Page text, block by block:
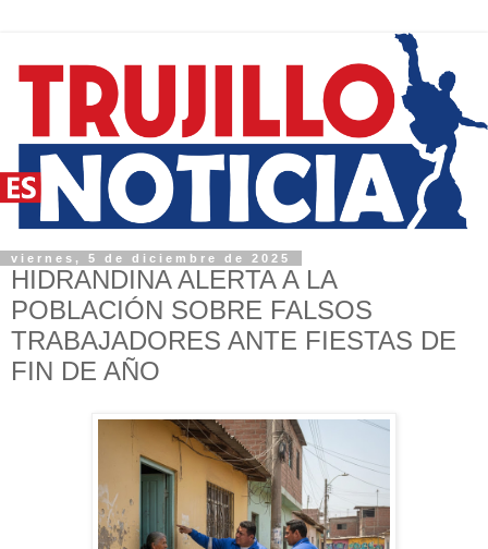
viernes, 5 de diciembre de 2025
HIDRANDINA ALERTA A LA
POBLACIÓN SOBRE FALSOS
TRABAJADORES ANTE FIESTAS DE
FIN DE AÑO